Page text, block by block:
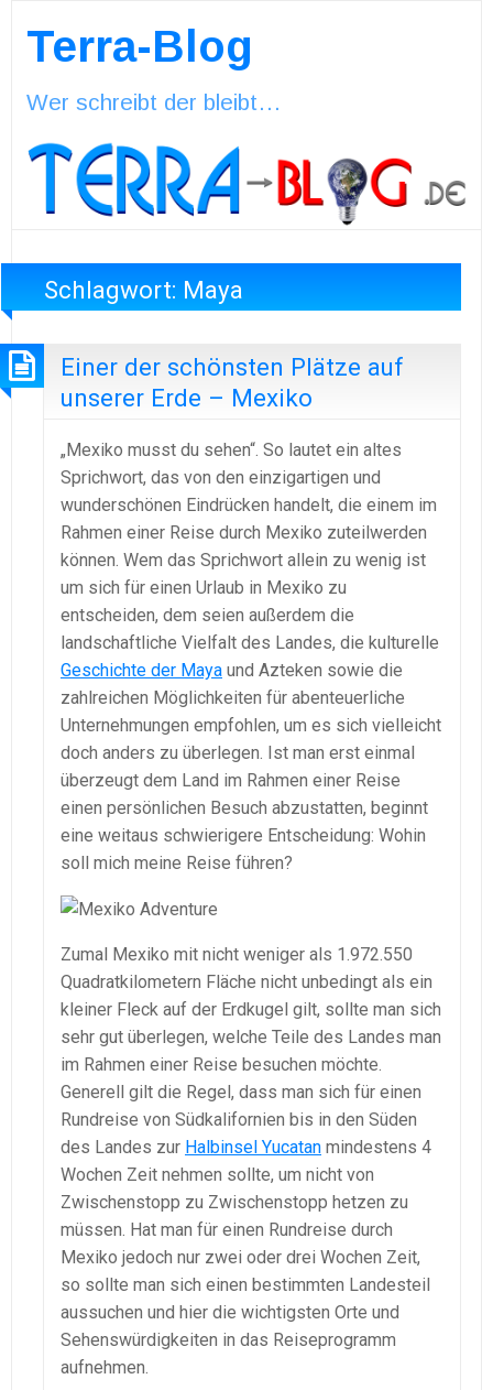
Terra-Blog
Wer schreibt der bleibt…
Schlagwort: Maya
Einer der schönsten Plätze auf
unserer Erde – Mexiko
„Mexiko musst du sehen“. So lautet ein altes
Sprichwort, das von den einzigartigen und
wunderschönen Eindrücken handelt, die einem im
Rahmen einer Reise durch Mexiko zuteilwerden
können. Wem das Sprichwort allein zu wenig ist
um sich für einen Urlaub in Mexiko zu
entscheiden, dem seien außerdem die
landschaftliche Vielfalt des Landes, die kulturelle
Geschichte der Maya und Azteken sowie die
zahlreichen Möglichkeiten für abenteuerliche
Unternehmungen empfohlen, um es sich vielleicht
doch anders zu überlegen. Ist man erst einmal
überzeugt dem Land im Rahmen einer Reise
einen persönlichen Besuch abzustatten, beginnt
eine weitaus schwierigere Entscheidung: Wohin
soll mich meine Reise führen?
Zumal Mexiko mit nicht weniger als 1.972.550
Quadratkilometern Fläche nicht unbedingt als ein
kleiner Fleck auf der Erdkugel gilt, sollte man sich
sehr gut überlegen, welche Teile des Landes man
im Rahmen einer Reise besuchen möchte.
Generell gilt die Regel, dass man sich für einen
Rundreise von Südkalifornien bis in den Süden
des Landes zur Halbinsel Yucatan mindestens 4
Wochen Zeit nehmen sollte, um nicht von
Zwischenstopp zu Zwischenstopp hetzen zu
müssen. Hat man für einen Rundreise durch
Mexiko jedoch nur zwei oder drei Wochen Zeit,
so sollte man sich einen bestimmten Landesteil
aussuchen und hier die wichtigsten Orte und
Sehenswürdigkeiten in das Reiseprogramm
aufnehmen.